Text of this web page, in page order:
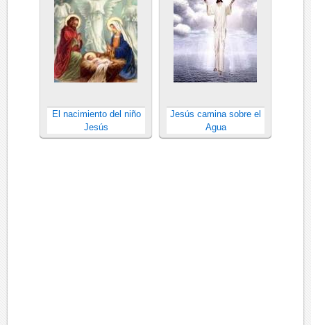
El nacimiento del niño
Jesús
Jesús camina sobre el
Agua